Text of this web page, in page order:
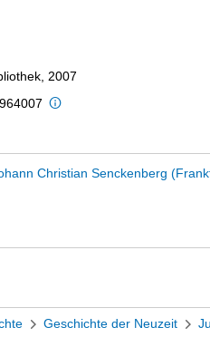
2007
Christian Senckenberg
Geschichte der Neuzeit